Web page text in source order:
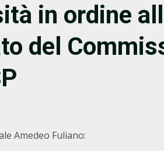
in ordine
del
Amedeo Fuliano: